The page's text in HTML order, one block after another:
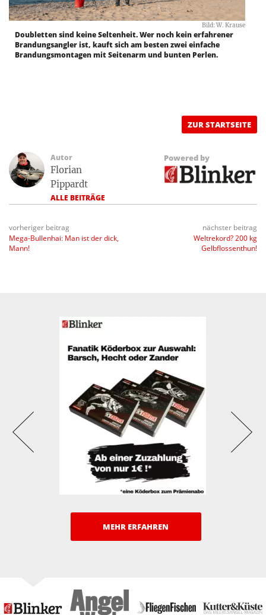
Bild: W. Krause
Doubletten sind keine Seltenheit. Wer noch kein erfahrener
Brandungsangler ist, kauft sich am besten zwei einfache
Brandungsmontagen mit Seitenarm und bunten Perlen.
ZUR STARTSEITE
Autor
Florian
Pippardt
ALLE BEITRÄGE
Powered by
vorheriger beitrag
Mega-Bullenhai: Man ist der dick,
Mann!
nächster beitrag
Weltrekord? 200 kg
Gelbflossenthun!
MEHR ERFAHREN